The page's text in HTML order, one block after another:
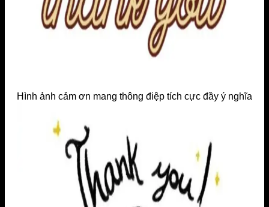
Hình ảnh cảm ơn mang thông điệp tích cực đầy ý nghĩa